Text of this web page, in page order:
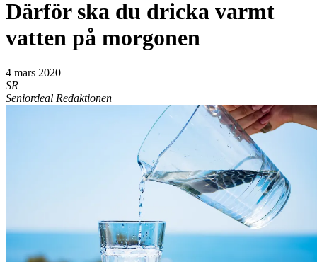
Därför ska du dricka varmt
vatten på morgonen
4 mars 2020
SR
Seniordeal Redaktionen